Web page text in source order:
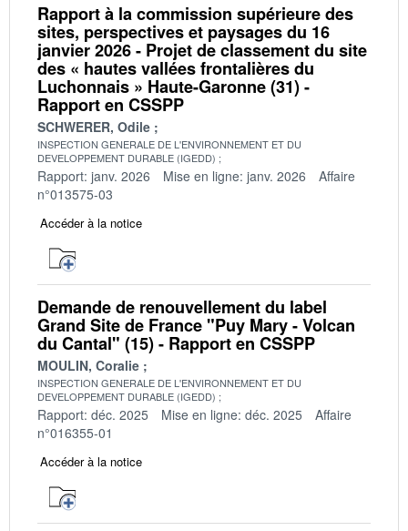
Rapport à la commission supérieure des
sites, perspectives et paysages du 16
janvier 2026 - Projet de classement du site
des « hautes vallées frontalières du
Luchonnais » Haute-Garonne (31) -
Rapport en CSSPP
SCHWERER, Odile
INSPECTION GENERALE DE L'ENVIRONNEMENT ET DU
DEVELOPPEMENT DURABLE (IGEDD)
Rapport: janv. 2026 Mise en ligne: janv. 2026
Affaire
n°013575-03
Accéder à la notice
Demande de renouvellement du label
Grand Site de France "Puy Mary - Volcan
du Cantal" (15) - Rapport en CSSPP
MOULIN, Coralie
INSPECTION GENERALE DE L'ENVIRONNEMENT ET DU
DEVELOPPEMENT DURABLE (IGEDD)
Rapport: déc. 2025 Mise en ligne: déc. 2025
Affaire
n°016355-01
Accéder à la notice